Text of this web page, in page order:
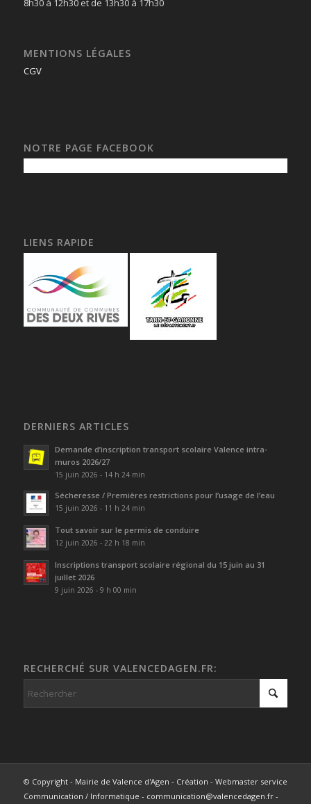
8h30 à 12h30 et de 13h30 à 17h30
MENTIONS LÉGALES
CGV
NOTRE PAGE FACEBOOK
LIENS RAPIDE
DERNIERS ARTICLES
Demande d’inscription transport scolaire Valence intra-
muros 2026/27
15 juin 2026 - 14 h 24 min
Sécheresse / Premières restrictions pour l’usage de l’eau
15 juin 2026 - 11 h 24 min
Tout savoir sur le permis de conduire
12 juin 2026 - 22 h 18 min
Inscriptions transport scolaire régional du 15 juin au 31
juillet 2026
9 juin 2026 - 9 h 00 min
RECHERCHÉ SUR VALENCEDAGEN.FR:
© Copyright - Mairie de Valence d'Agen - Création - Webmaster service
Communication / Informatique - communication@valencedagen.fr -